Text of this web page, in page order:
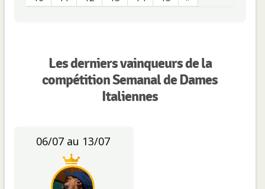
Les derniers vainqueurs de la
compétition Semanal de Dames
Italiennes
06/07 au 13/07